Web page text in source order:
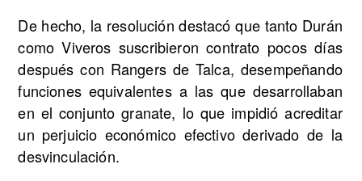
De hecho, la resolución destacó que tanto Durán
como Viveros suscribieron contrato pocos días
después con Rangers de Talca, desempeñando
funciones equivalentes a las que desarrollaban
en el conjunto granate, lo que impidió acreditar
un perjuicio económico efectivo derivado de la
desvinculación.